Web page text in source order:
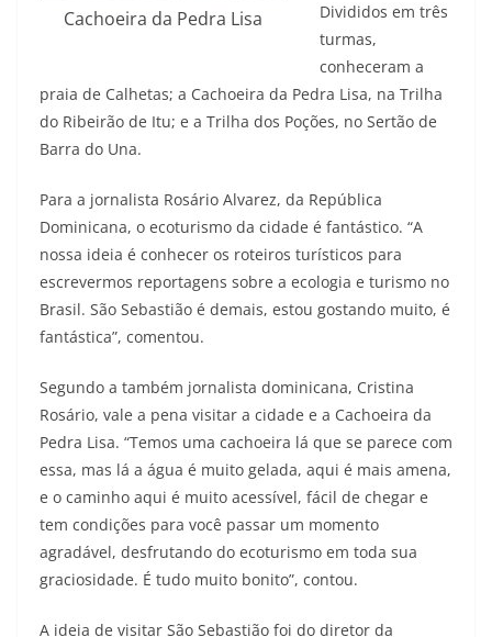
Cachoeira da Pedra Lisa
Divididos em três
turmas,
conheceram a
praia de Calhetas; a Cachoeira da Pedra Lisa, na Trilha
do Ribeirão de Itu; e a Trilha dos Poções, no Sertão de
Barra do Una.
Para a jornalista Rosário Alvarez, da República
Dominicana, o ecoturismo da cidade é fantástico. “A
nossa ideia é conhecer os roteiros turísticos para
escrevermos reportagens sobre a ecologia e turismo no
Brasil. São Sebastião é demais, estou gostando muito, é
fantástica”, comentou.
Segundo a também jornalista dominicana, Cristina
Rosário, vale a pena visitar a cidade e a Cachoeira da
Pedra Lisa. “Temos uma cachoeira lá que se parece com
essa, mas lá a água é muito gelada, aqui é mais amena,
e o caminho aqui é muito acessível, fácil de chegar e
tem condições para você passar um momento
agradável, desfrutando do ecoturismo em toda sua
graciosidade. É tudo muito bonito”, contou.
A ideia de visitar São Sebastião foi do diretor da